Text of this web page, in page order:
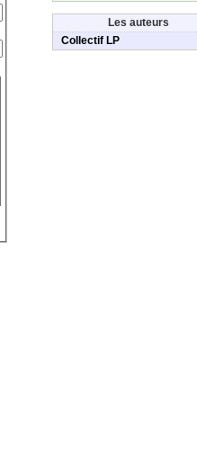
Les auteurs
Collectif LP